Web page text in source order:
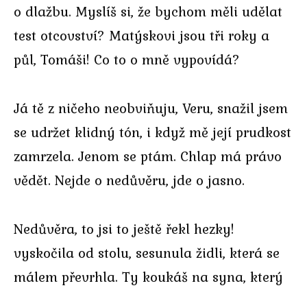
o dlažbu. Myslíš si, že bychom měli udělat
test otcovství? Matýskovi jsou tři roky a
půl, Tomáši! Co to o mně vypovídá?
Já tě z ničeho neobviňuju, Veru, snažil jsem
se udržet klidný tón, i když mě její prudkost
zamrzela. Jenom se ptám. Chlap má právo
vědět. Nejde o nedůvěru, jde o jasno.
Nedůvěra, to jsi to ještě řekl hezky!
vyskočila od stolu, sesunula židli, která se
málem převrhla. Ty koukáš na syna, který